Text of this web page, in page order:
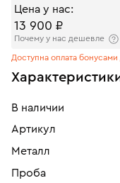
Цена у нас:
13 900 ₽
Почему у нас дешевле
Доступна оплата бонусами
В наличии
Артикул
Металл
Проба